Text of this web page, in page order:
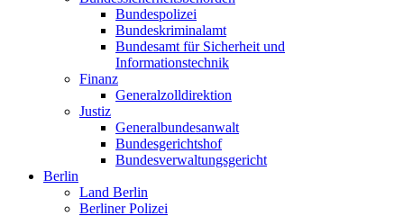
Bundespolizei
Bundeskriminalamt
Bundesamt für Sicherheit und
Informationstechnik
Finanz
Generalzolldirektion
Justiz
Generalbundesanwalt
Bundesgerichtshof
Bundesverwaltungsgericht
Berlin
Land Berlin
Berliner Polizei